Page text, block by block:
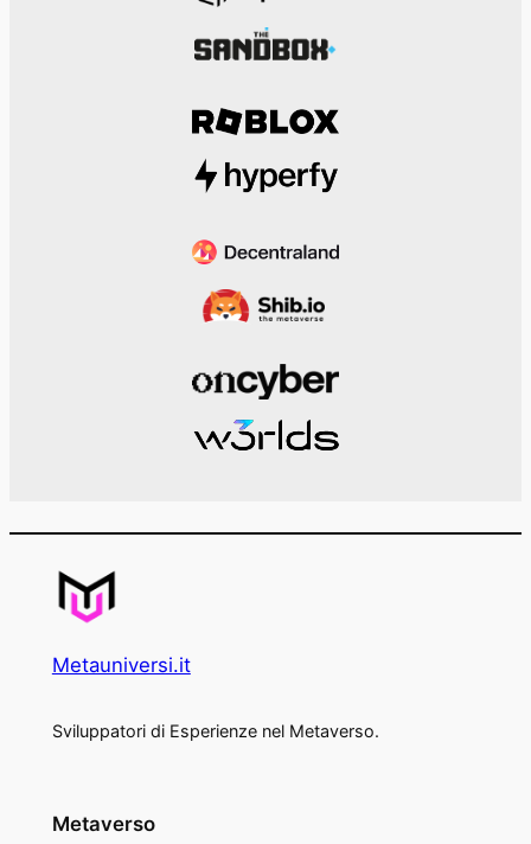
Metauniversi.it
Sviluppatori di Esperienze nel Metaverso.
Metaverso